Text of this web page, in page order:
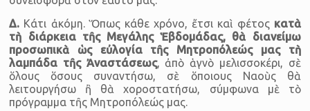
Δ. Κάτι ἀκόμη. Ὅπως κάθε χρόνο, ἔτσι καὶ φέτος κατὰ
τὴ διάρκεια τῆς Μεγάλης Ἑβδομάδας, θὰ διανείμω
προσωπικὰ ὡς εὐλογία τῆς Μητροπόλεώς μας τὴ
λαμπάδα τῆς Ἀναστάσεως, ἀπὸ ἁγνὸ μελισσοκέρι, σὲ
ὅλους ὅσους συναντήσω, σὲ ὅποιους Ναοὺς θὰ
λειτουργήσω ἢ θὰ χοροστατήσω, σύμφωνα μὲ τὸ
πρόγραμμα τῆς Μητροπόλεώς μας.